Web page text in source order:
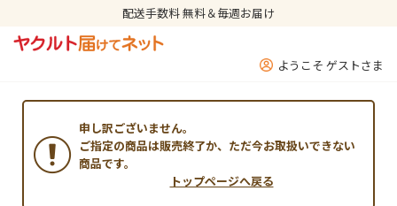
配送手数料 無料＆毎週お届け
ようこそ ゲストさま
申し訳ございません。
ご指定の商品は販売終了か、ただ今お取扱いできない
商品です。
トップページへ戻る